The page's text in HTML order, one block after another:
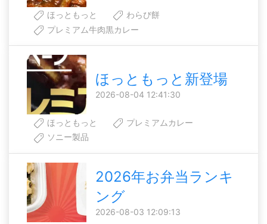
ほっともっと
わらび餅
プレミアム牛肉黒カレー
ほっともっと新登場
2026-08-04 12:41:30
ほっともっと
プレミアムカレー
ソニー製品
2026年お弁当ランキ
ング
2026-08-03 12:09:13